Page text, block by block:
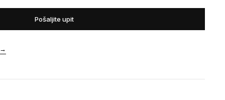
Pošaljite upit